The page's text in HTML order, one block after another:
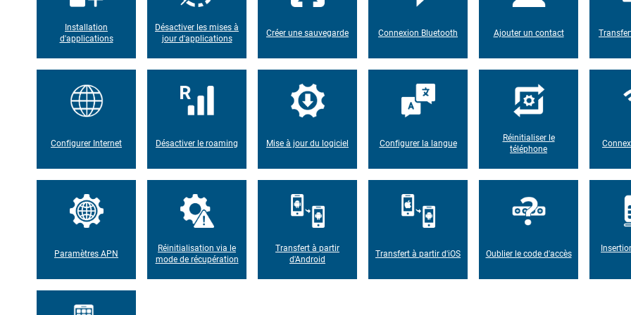
Installation
d'applications
Désactiver les mises à
jour d'applications
Créer une sauvegarde Connexion Bluetooth Ajouter un contact
Configurer Internet Désactiver le roaming Mise à jour du logiciel Configurer la langue
Réinitialiser le
téléphone
Paramètres APN
Réinitialisation via le
mode de récupération
Transfert à partir
d'Android
Transfert à partir d'iOS Oublier le code d'accès